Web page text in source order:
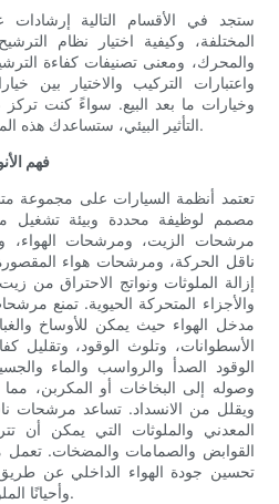
ستجد في الأقسام التالية
المختلفة، وكيفية اختيار نظام
والمحرك، ومعنى تصنيفات كفاءة
واعتبارات التركيب والاختيار بين
وخيارات ما بعد البيع. سواءً كنت تركز
التأثير البيئي، ستساعدك هذه المعلومات على اتخاذ قرارك بثقة.
فهم
تعتمد أنظمة السيارات على مجموعة
مصمم لوظيفة محددة وبيئة تشغيل
مرشحات الزيت، ومرشحات الهواء،
ناقل الحركة، ومرشحات هواء
إزالة الملوثات ونواتج الاحتراق من
والأجزاء المتحركة الحيوية. تمنع
مدخل الهواء حيث يمكن للأوساخ
الأسطوانات، وتلوث الوقود، وتقليل
الوقود الصدأ والرواسب والماء
وصوله إلى البخاخات أو المكربن،
ويقلل من الانسداد. تساعد مرشحات
المعدني والملوثات التي يمكن أن
القوابض والصمامات والمضخات.
تحسين جودة الهواء الداخلي عن طريق
وأحيانًا الملوثات أو الروائح حسب تصميمها.